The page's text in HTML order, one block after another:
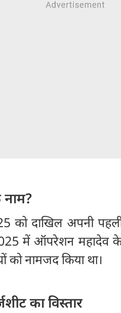
दाखिल अपनी
में ऑपरेशन महादेव
को नामजद किया था।
का विस्तार